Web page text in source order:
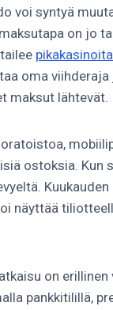
voi syntyä
on jo
pikakasinoita
oma viihderaja
maksut lähtevät.
ostoksia. Kun
näyttää
on
pankkitilillä,